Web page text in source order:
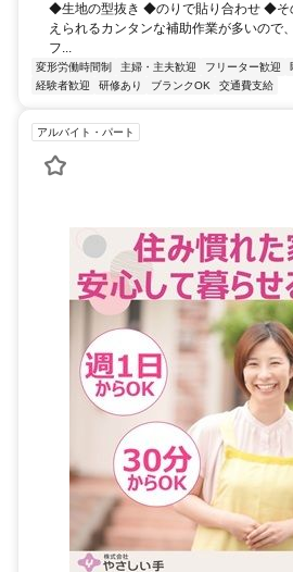
◆生地の型抜き ◆のりで貼り合わせ ◆そ
えられるカンタンな補助作業が多いので
フ...
変形労働時間制 主婦・主夫歓迎 フリーター歓迎
経験者歓迎
研修あり ブランクOK 交通費支給
アルバイト・パート